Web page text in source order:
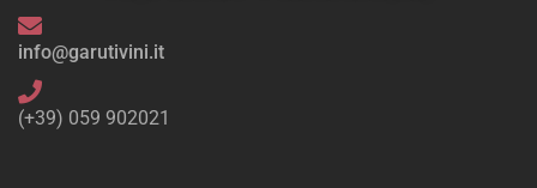
info@garutivini.it
(+39) 059 902021